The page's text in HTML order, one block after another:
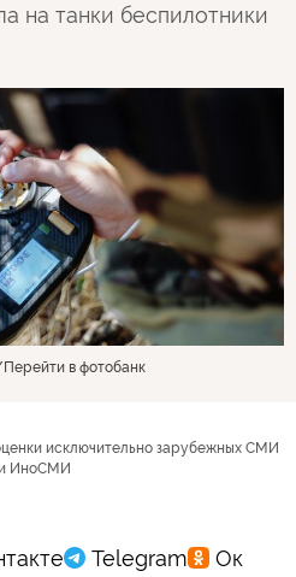
на танки беспилотники
Перейти в фотобанк
исключительно зарубежных СМИ
ИноСМИ